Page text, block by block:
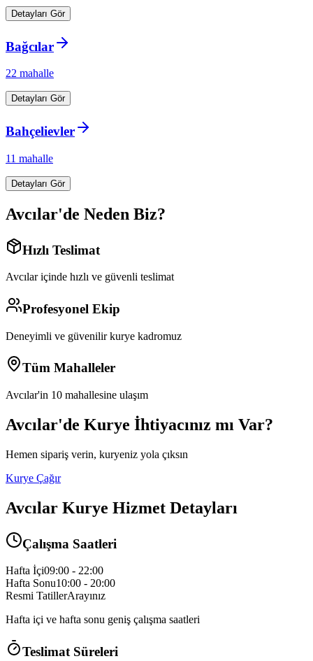
Detayları Gör
Bağcılar
22 mahalle
Detayları Gör
Bahçelievler
11 mahalle
Detayları Gör
Avcılar'de Neden Biz?
Hızlı Teslimat
Avcılariçinde hızlı ve güvenli teslimat
Profesyonel Ekip
Deneyimli ve güvenilir kurye kadromuz
Tüm Mahalleler
Avcılar'in 10 mahallesine ulaşım
Avcılar'de Kurye İhtiyacınız mı Var?
Hemen sipariş verin, kuryeniz yola çıksın
Kurye Çağır
Avcılar Kurye Hizmet Detayları
Çalışma Saatleri
Hafta İçi09:00 - 22:00
Hafta Sonu10:00 - 20:00
Resmi TatillerArayınız
Hafta içi ve hafta sonu geniş çalışma saatleri
Teslimat Süreleri